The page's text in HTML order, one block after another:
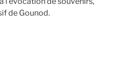
de Gounod.